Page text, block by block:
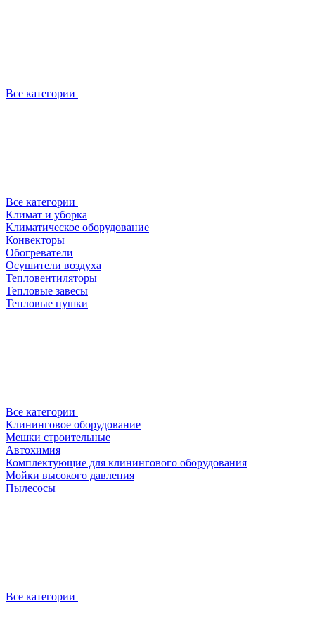
Все категории
Все категории
Климат и уборка
Климатическое оборудование
Конвекторы
Обогреватели
Осушители воздуха
Тепловентиляторы
Тепловые завесы
Тепловые пушки
Все категории
Клининговое оборудование
Мешки строительные
Автохимия
Комплектующие для клинингового оборудования
Мойки высокого давления
Пылесосы
Все категории